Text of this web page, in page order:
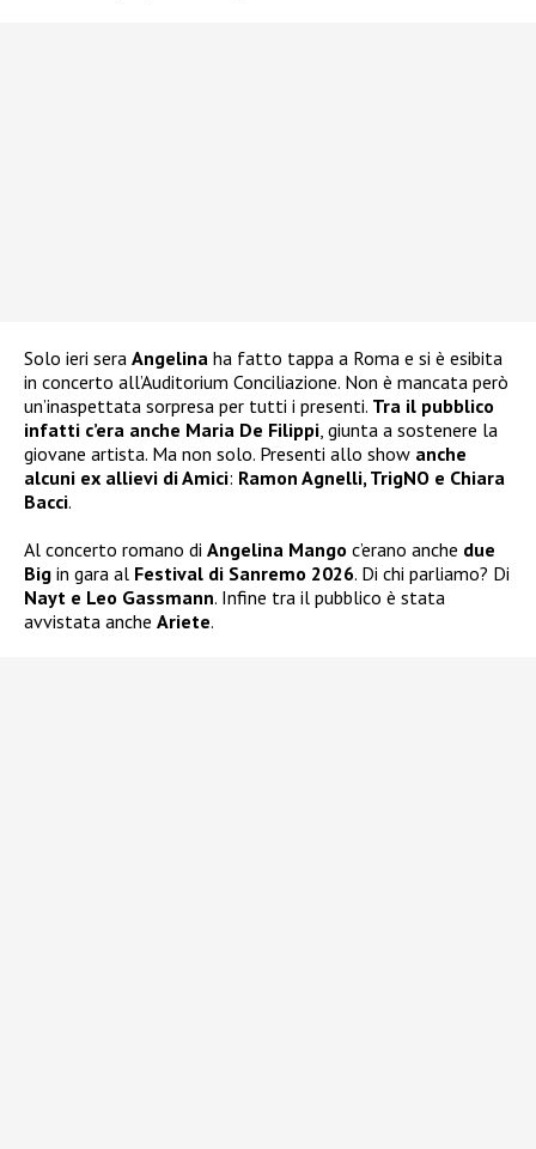
Solo ieri sera Angelina ha fatto tappa a Roma e si è esibita
in concerto all’Auditorium Conciliazione. Non è mancata però
un’inaspettata sorpresa per tutti i presenti. Tra il pubblico
infatti c’era anche Maria De Filippi , giunta a sostenere la
giovane artista. Ma non solo. Presenti allo show anche
alcuni ex allievi di Amici: Ramon Agnelli, TrigNO e Chiara
Bacci.
Al concerto romano di Angelina Mango c’erano anche due
Big in gara al Festival di Sanremo 2026. Di chi parliamo? Di
Nayt e Leo Gassmann. Infine tra il pubblico è stata
avvistata anche Ariete.